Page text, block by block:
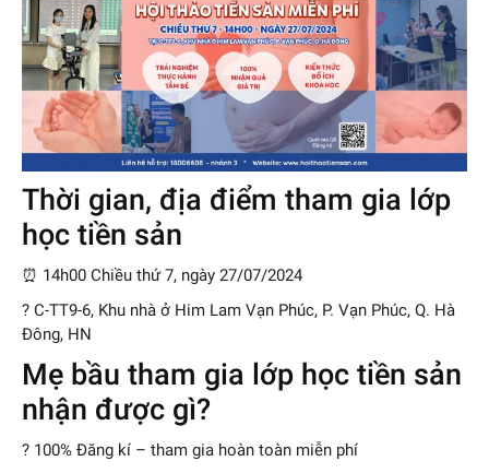
Thời gian, địa điểm tham gia lớp
học tiền sản
⏰ 14h00 Chiều thứ 7, ngày 27/07/2024
? C-TT9-6, Khu nhà ở Him Lam Vạn Phúc, P. Vạn Phúc, Q. Hà
Đông, HN
Mẹ bầu tham gia lớp học tiền sản
nhận được gì?
? 100% Đăng kí – tham gia hoàn toàn miễn phí